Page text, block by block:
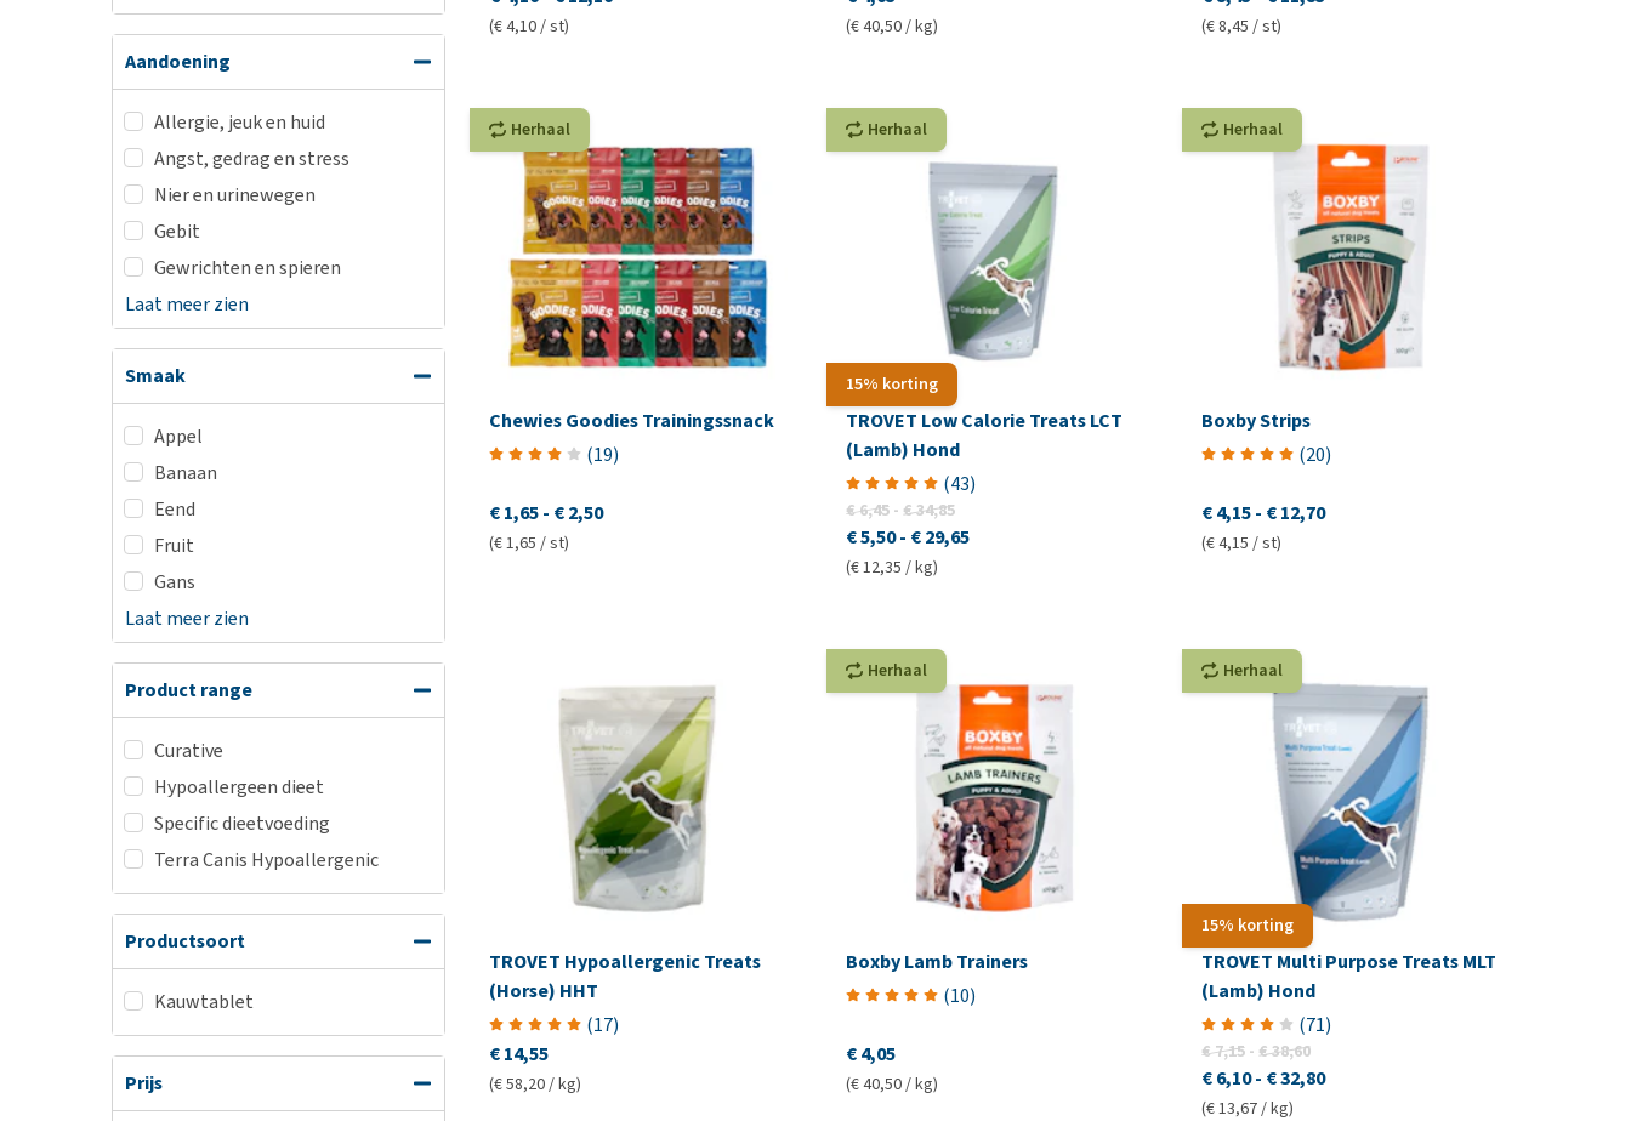
Aandoening
Allergie, jeuk en huid
Angst, gedrag en stress
Nier en urinewegen
Gebit
Gewrichten en spieren
Laat meer zien
Smaak
Appel
Banaan
Eend
Fruit
Gans
Laat meer zien
Product range
Curative
Hypoallergeen dieet
Specific dieetvoeding
Terra Canis Hypoallergenic
Productsoort
Kauwtablet
Prijs
(€ 4,10 / st) (€ 40,50 / kg) (€ 8,45 / st)
Herhaal
Chewies Goodies Trainingssnack
(19)
€ 1,65- € 2,50
(€ 1,65 / st)
15% korting
Herhaal
TROVET Low Calorie Treats LCT
(Lamb) Hond
(43)
€ 6,45 - € 34,85
€ 5,50 - € 29,65
(€ 12,35 / kg)
Herhaal
Boxby Strips
(20)
€ 4,15- € 12,70
(€ 4,15 / st)
TROVET Hypoallergenic Treats
(Horse) HHT
(17)
€ 14,55
(€ 58,20 / kg)
Herhaal
Boxby Lamb Trainers
(10)
€ 4,05
(€ 40,50 / kg)
15% korting
Herhaal
TROVET Multi Purpose Treats MLT
(Lamb) Hond
(71)
€ 7,15 - € 38,60
€ 6,10- € 32,80
(€ 13,67 / kg)